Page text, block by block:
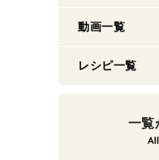
動画一覧
レシピ一覧
一覧